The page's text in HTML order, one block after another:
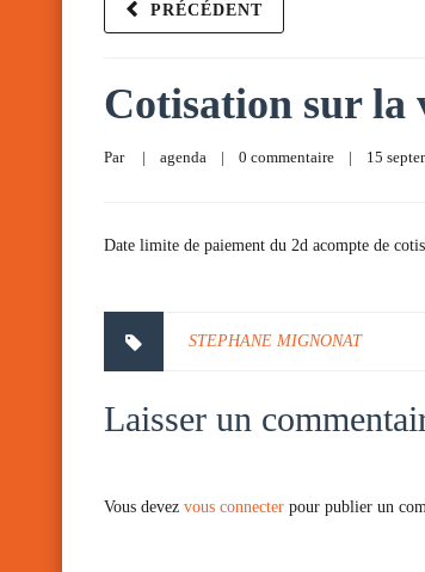
PRÉCÉDENT
Cotisation sur la
Par | agenda | 0 commentaire | 15
Date limite de paiement du 2d acompte de
STEPHANE MIGNONAT
Laisser un
Vous devez vous connecter pour publier un